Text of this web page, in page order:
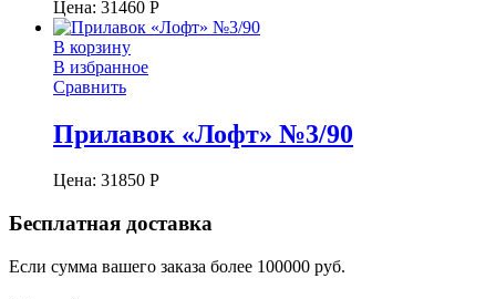
Цена: 31460 Р
В корзину
В избранное
Сравнить
Прилавок «Лофт» №3/90
Цена: 31850 Р
Бесплатная доставка
Если сумма вашего заказа более 100000 руб.